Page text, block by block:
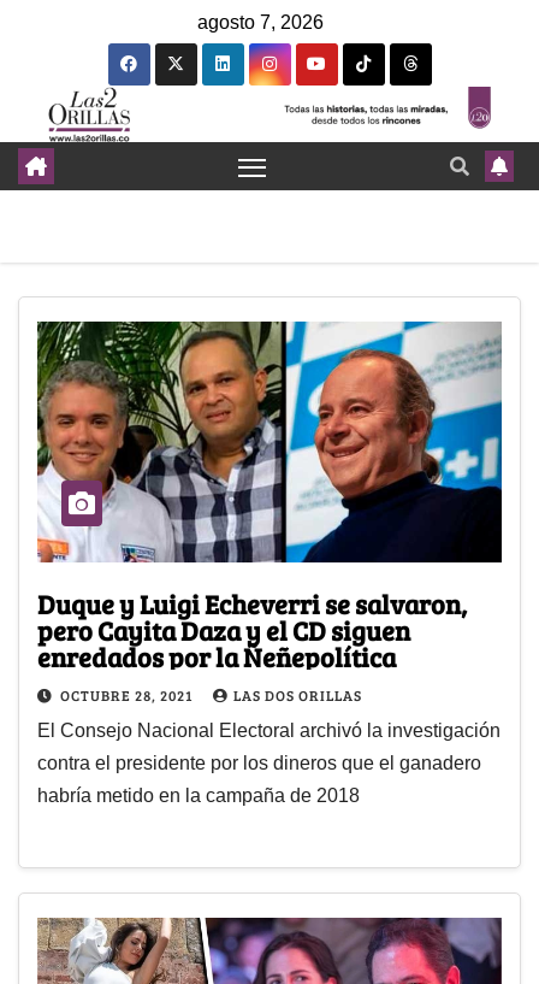
agosto 7, 2026
Duque y Luigi Echeverri se salvaron,
pero Cayita Daza y el CD siguen
enredados por la Ñeñepolítica
OCTUBRE 28, 2021 LAS DOS ORILLAS
El Consejo Nacional Electoral archivó la investigación
contra el presidente por los dineros que el ganadero
habría metido en la campaña de 2018